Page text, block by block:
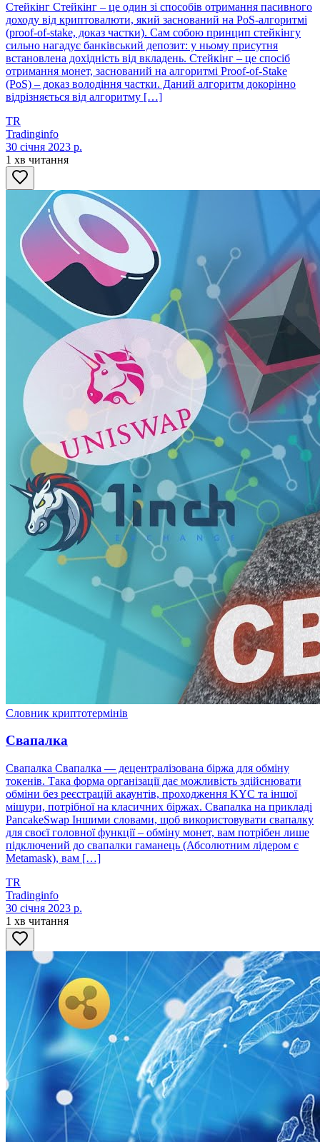
Стейкінг Стейкінг – це один зі способів отримання пасивного
доходу від криптовалюти, який заснований на PoS-алгоритмі
(proof-of-stake, доказ частки). Сам собою принцип стейкінгу
сильно нагадує банківський депозит: у ньому присутня
встановлена дохідність від вкладень. Стейкінг – це спосіб
отримання монет, заснований на алгоритмі Proof-of-Stake
(PoS) – доказ володіння частки. Даний алгоритм докорінно
відрізняється від алгоритму […]
TR
Tradinginfo
30 січня 2023 р.
1 хв читання
Словник криптотермінів
Свапалка
Свапалка Свапалка — децентралізована біржа для обміну
токенів. Така форма організації дає можливість здійснювати
обміни без реєстрацій акаунтів, проходження KYC та іншої
мішури, потрібної на класичних біржах. Свапалка на прикладі
PancakeSwap Іншими словами, щоб використовувати свапалку
для своєї головної функції – обміну монет, вам потрібен лише
підключений до свапалки гаманець (Абсолютним лідером є
Metamask), вам […]
TR
Tradinginfo
30 січня 2023 р.
1 хв читання